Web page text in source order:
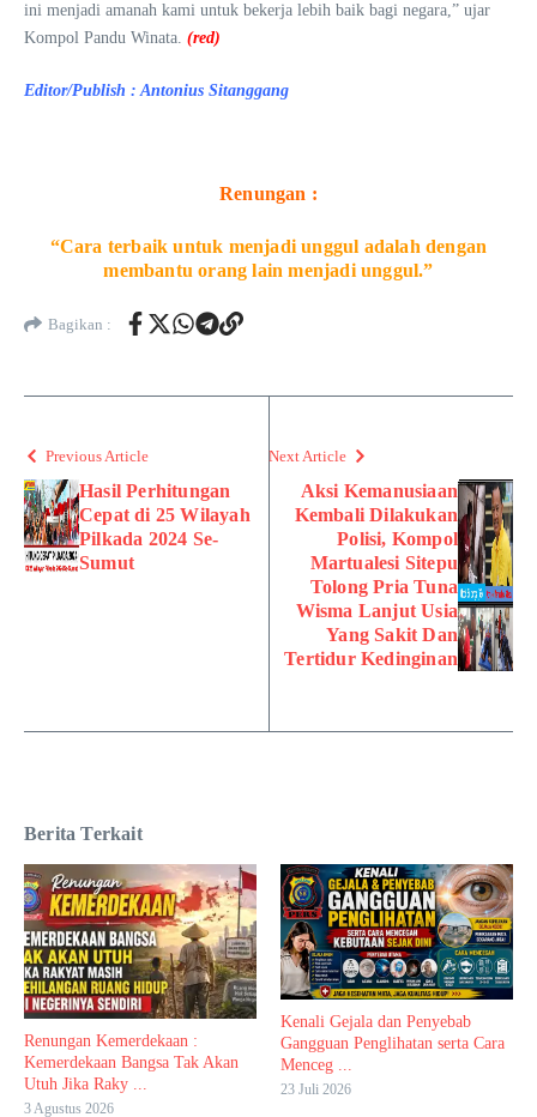
ini menjadi amanah kami untuk bekerja lebih baik bagi negara,” ujar
Kompol Pandu Winata. (red)
Editor/Publish : Antonius Sitanggang
Renungan :
“Cara terbaik untuk menjadi unggul adalah dengan
membantu orang lain menjadi unggul.”
Bagikan :
Previous Article
Hasil Perhitungan
Cepat di 25 Wilayah
Pilkada 2024 Se-
Sumut
Next Article
Aksi Kemanusiaan
Kembali Dilakukan
Polisi, Kompol
Martualesi Sitepu
Tolong Pria Tuna
Wisma Lanjut Usia
Yang Sakit Dan
Tertidur Kedinginan
Berita Terkait
Renungan Kemerdekaan :
Kemerdekaan Bangsa Tak Akan
Utuh Jika Raky ...
3 Agustus 2026
Kenali Gejala dan Penyebab
Gangguan Penglihatan serta Cara
Menceg ...
23 Juli 2026